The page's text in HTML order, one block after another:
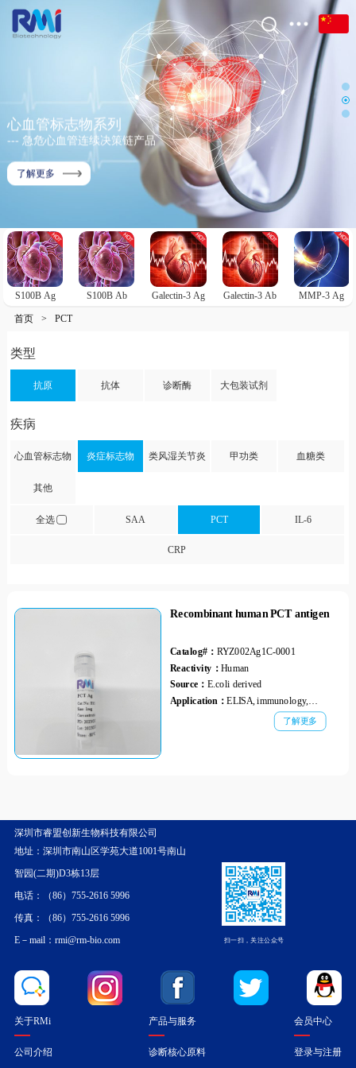
心血管标志物系列
--- 急危心血管连续决策链产品
了解更多
S100B Ag S100B Ab Galectin-3 Ag Galectin-3 Ab MMP-3 Ag
首页 > PCT
类型
抗原 抗体 诊断酶 大包装试剂
疾病
心血管标志物 炎症标志物 类风湿关节炎 甲功类 血糖类
其他
全选 SAA PCT IL-6
CRP
Recombinant human PCT antigen
Catalog#：RYZ002Ag1C-0001
Reactivity：Human
Source：E.coli derived
Application：ELISA, immunology,
了解更多
深圳市睿盟创新生物科技有限公司
地址：深圳市南山区学苑大道1001号南山
智园(二期)D3栋13层
电话：（86）755-2616 5996
传真：（86）755-2616 5996
E－mail：rmi@rm-bio.com
扫一扫，关注公众号
关于RMi
公司介绍
产品与服务
诊断核心原料
会员中心
登录与注册